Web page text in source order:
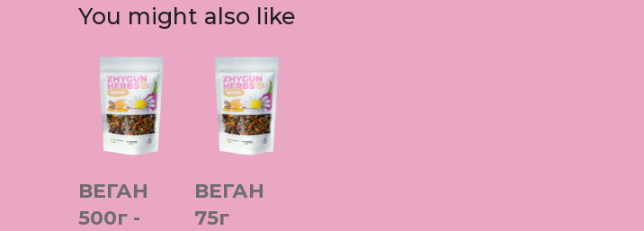
You might also like
ВЕГАН
500г -
ВЕГАН
75г